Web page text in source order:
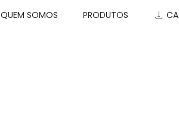
QUEM SOMOS PRODUTOS